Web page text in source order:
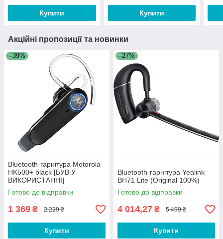
Купити Купити
Акційні пропозиції та новинки
–39%
Bluetooth-гарнітура Motorola
HK500+ black [БУВ У
ВИКОРИСТАННІ]
Готово до відправки
1 369 ₴ 2 229 ₴
Купити
–27%
Bluetooth-гарнітура Yealink
BH71 Lite (Original 100%)
Готово до відправки
4 014,27 ₴ 5 499 ₴
Купити